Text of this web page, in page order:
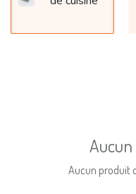
Aucun produit